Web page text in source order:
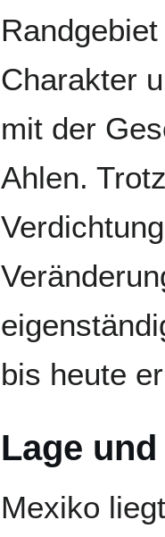
Charakter
mit der
Ahlen.
bis heute
Lage
Mexiko